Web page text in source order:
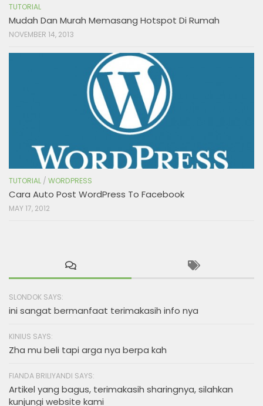
TUTORIAL
Mudah Dan Murah Memasang Hotspot Di Rumah
NOVEMBER 14, 2013
TUTORIAL / WORDPRESS
Cara Auto Post WordPress To Facebook
MAY 17, 2012
SLONDOK SAYS:
ini sangat bermanfaat terimakasih info nya
KINIUS SAYS:
Zha mu beli tapi arga nya berpa kah
FIANDA BRILIYANDI SAYS:
Artikel yang bagus, terimakasih sharingnya, silahkan
kunjungi website kami